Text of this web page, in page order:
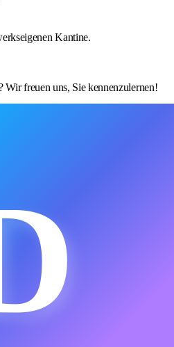
Kantine.
Wir freuen uns, Sie kennenzulernen!